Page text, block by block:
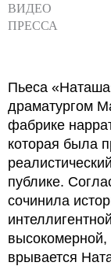
ВИДЕО
ПРЕССА
Пьеса
драматургом
фабрике
которая была
публике.
сочинила
врывается